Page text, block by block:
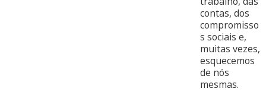
contas, dos
compromisso
s sociais e,
muitas vezes,
esquecemos
de nós
mesmas.